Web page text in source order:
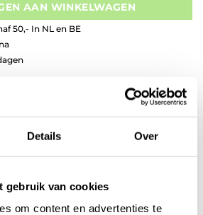
Details Over
gebruik van cookies
om content en advertenties te
AAN WINKELWAGEN
50,- In NL en BE